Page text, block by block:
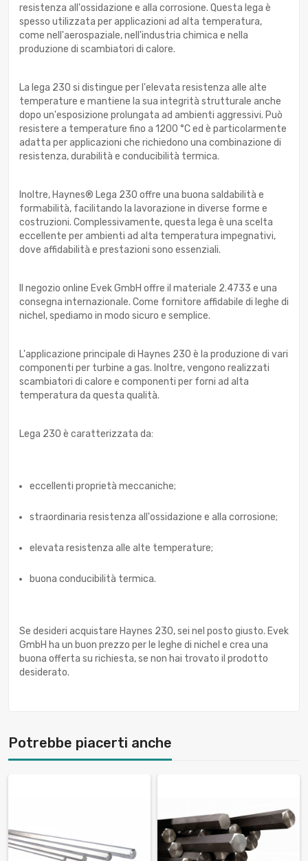
resistenza all'ossidazione e alla corrosione. Questa lega è
spesso utilizzata per applicazioni ad alta temperatura,
come nell'aerospaziale, nell'industria chimica e nella
produzione di scambiatori di calore.
La lega 230 si distingue per l'elevata resistenza alle alte
temperature e mantiene la sua integrità strutturale anche
dopo un'esposizione prolungata ad ambienti aggressivi. Può
resistere a temperature fino a 1200 °C ed è particolarmente
adatta per applicazioni che richiedono una combinazione di
resistenza, durabilità e conducibilità termica.
Inoltre, Haynes® Lega 230 offre una buona saldabilità e
formabilità, facilitando la lavorazione in diverse forme e
costruzioni. Complessivamente, questa lega è una scelta
eccellente per ambienti ad alta temperatura impegnativi,
dove affidabilità e prestazioni sono essenziali.
Il negozio online Evek GmbH offre il materiale 2.4733 e una
consegna internazionale. Come fornitore affidabile di leghe di
nichel, spediamo in modo sicuro e semplice.
L'applicazione principale di Haynes 230 è la produzione di vari
componenti per turbine a gas. Inoltre, vengono realizzati
scambiatori di calore e componenti per forni ad alta
temperatura da questa qualità.
Lega 230 è caratterizzata da:
eccellenti proprietà meccaniche;
straordinaria resistenza all'ossidazione e alla corrosione;
elevata resistenza alle alte temperature;
buona conducibilità termica.
Se desideri acquistare Haynes 230, sei nel posto giusto. Evek
GmbH ha un buon prezzo per le leghe di nichel e crea una
buona offerta su richiesta, se non hai trovato il prodotto
desiderato.
Potrebbe piacerti anche